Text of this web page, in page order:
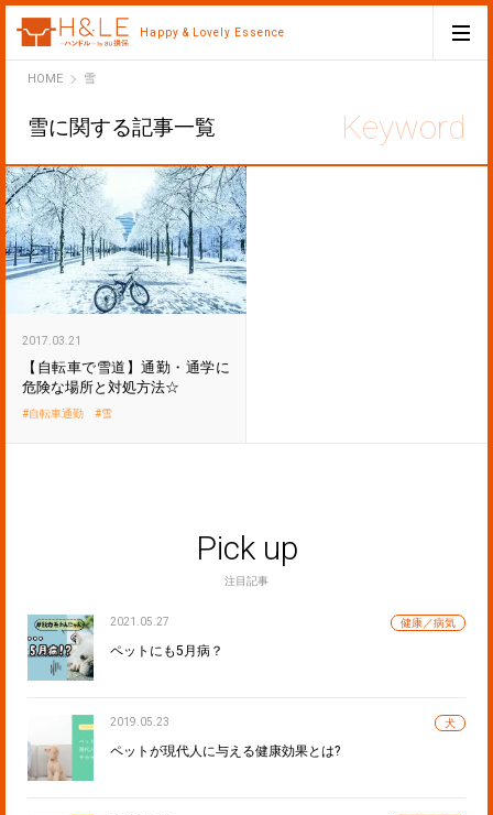
Happy & Lovely Essence
HOMEH&LE雪
雪に関する記事一覧
2017.03.21
【自転車で雪道】通勤・通学に
危険な場所と対処方法☆
自転車通勤 雪
Pick up
注目記事
2021.05.27 健康／病気
ペットにも5月病？
2019.05.23 犬
ペットが現代人に与える健康効果とは?